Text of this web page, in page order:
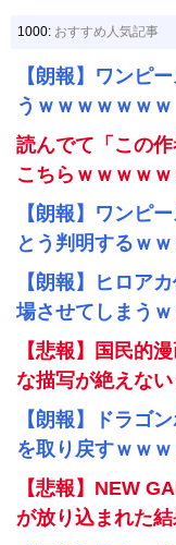
1000: おすすめ人気記事
【朗報】ワンピ
うｗｗｗｗｗｗｗ
読んでて「この
こちらｗｗｗｗｗ
【朗報】ワンピ
とう判明するｗ
【朗報】ヒロア
場させてしまうｗ
【悲報】国民的
な描写が絶えな
【朗報】ドラゴ
を取り戻すｗｗ
【悲報】NEW
が放り込まれた